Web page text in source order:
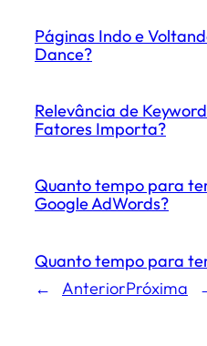
Páginas Indo e
Dance?
Relevância de
Fatores Importa?
Quanto tempo para
Google AdWords?
Quanto tempo para
←
AnteriorPróxima